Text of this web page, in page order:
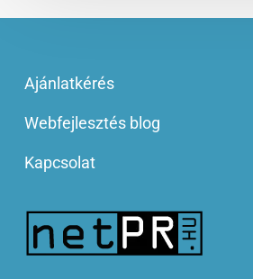
Ajánlatkérés
Webfejlesztés blog
Kapcsolat